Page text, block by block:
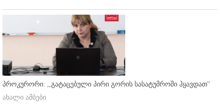
პროკურორი: ,,გატაცებული პირი გორის სასატუმროში ჰყავდათ''
ახალი ამბები